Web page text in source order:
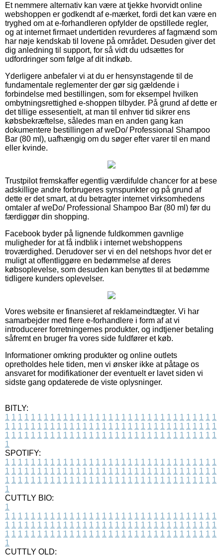
Et nemmere alternativ kan være at tjekke hvorvidt online
webshoppen er godkendt af e-mærket, fordi det kan være en
tryghed om at e-forhandleren opfylder de opstillede regler,
og at internet firmaet undertiden revurderes af fagmænd som
har nøje kendskab til lovene på området. Desuden giver det
dig anledning til support, for så vidt du udsættes for
udfordringer som følge af dit indkøb.
Yderligere anbefaler vi at du er hensynstagende til de
fundamentale reglementer der gør sig gældende i
forbindelse med bestillingen, som for eksempel hvilken
ombytningsrettighed e-shoppen tilbyder. På grund af dette er
det tillige essesentielt, at man til enhver tid sikrer ens
købsbekræftelse, således man en anden gang kan
dokumentere bestillingen af weDo/ Professional Shampoo
Bar (80 ml), uafhængig om du søger efter varer til en mand
eller kvinde.
Trustpilot fremskaffer egentlig værdifulde chancer for at bese
adskillige andre forbrugeres synspunkter og på grund af
dette er det smart, at du betragter internet virksomhedens
omtaler af weDo/ Professional Shampoo Bar (80 ml) før du
færdiggør din shopping.
Facebook byder på lignende fuldkommen gavnlige
muligheder for at få indblik i internet webshoppens
troværdighed. Derudover ser vi en del netshops hvor det er
muligt at offentliggøre en bedømmelse af deres
købsoplevelse, som desuden kan benyttes til at bedømme
tidligere kunders oplevelser.
Vores website er finansieret af reklameindtægter. Vi har
samarbejder med flere e-forhandlere i form af at vi
introducerer forretningernes produkter, og indtjener betaling
såfremt en bruger fra vores side fuldfører et køb.
Informationer omkring produkter og online outlets
opretholdes hele tiden, men vi ønsker ikke at påtage os
ansvaret for modifikationer der eventuelt er lavet siden vi
sidste gang opdaterede de viste oplysninger.
BITLY:
1 1 1 1 1 1 1 1 1 1 1 1 1 1 1 1 1 1 1 1 1 1 1 1 1 1 1 1 1 1 1 1 1
1 1 1 1 1 1 1 1 1 1 1 1 1 1 1 1 1 1 1 1 1 1 1 1 1 1 1 1 1 1 1 1 1
1 1 1 1 1 1 1 1 1 1 1 1 1 1 1 1 1 1 1 1 1 1 1 1 1 1 1 1 1 1 1 1 1
1
SPOTIFY:
1 1 1 1 1 1 1 1 1 1 1 1 1 1 1 1 1 1 1 1 1 1 1 1 1 1 1 1 1 1 1 1 1
1 1 1 1 1 1 1 1 1 1 1 1 1 1 1 1 1 1 1 1 1 1 1 1 1 1 1 1 1 1 1 1 1
1 1 1 1 1 1 1 1 1 1 1 1 1 1 1 1 1 1 1 1 1 1 1 1 1 1 1 1 1 1 1 1 1
1
CUTTLY BIO:
1
1 1 1 1 1 1 1 1 1 1 1 1 1 1 1 1 1 1 1 1 1 1 1 1 1 1 1 1 1 1 1 1 1
1 1 1 1 1 1 1 1 1 1 1 1 1 1 1 1 1 1 1 1 1 1 1 1 1 1 1 1 1 1 1 1 1
1 1 1 1 1 1 1 1 1 1 1 1 1 1 1 1 1 1 1 1 1 1 1 1 1 1 1 1 1 1 1 1 1
1
CUTTLY OLD: